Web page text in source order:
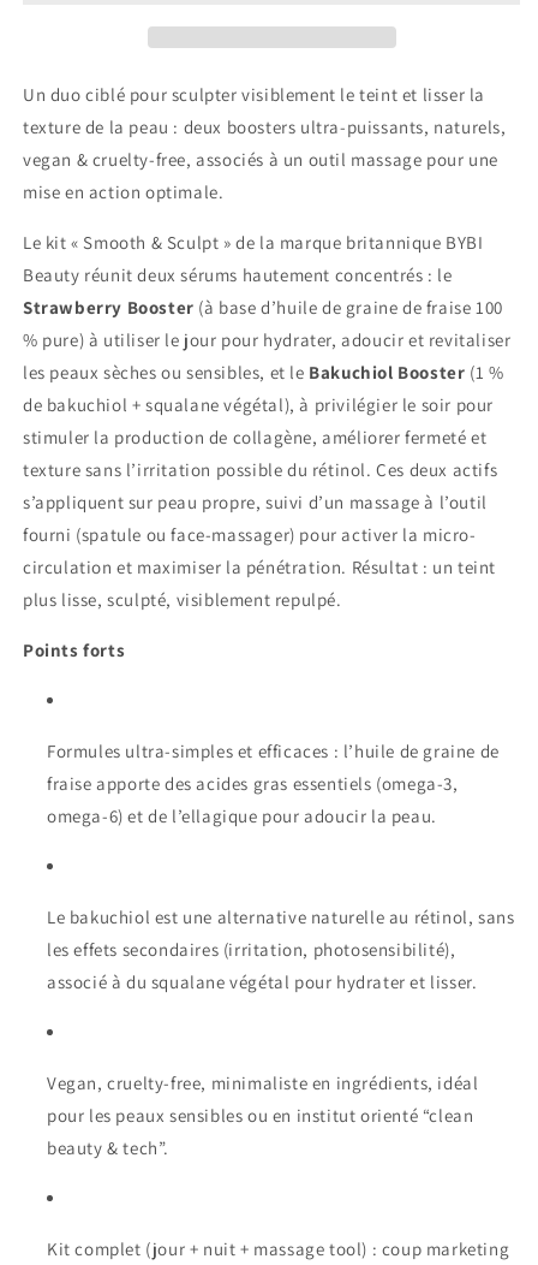
Un duo ciblé pour sculpter visiblement le teint et lisser la
texture de la peau : deux boosters ultra-puissants, naturels,
vegan & cruelty-free, associés à un outil massage pour une
mise en action optimale.
Le kit « Smooth & Sculpt » de la marque britannique BYBI
Beauty réunit deux sérums hautement concentrés : le
Strawberry Booster (à base d’huile de graine de fraise 100
% pure) à utiliser le jour pour hydrater, adoucir et revitaliser
les peaux sèches ou sensibles, et le Bakuchiol Booster (1 %
de bakuchiol + squalane végétal), à privilégier le soir pour
stimuler la production de collagène, améliorer fermeté et
texture sans l’irritation possible du rétinol. Ces deux actifs
s’appliquent sur peau propre, suivi d’un massage à l’outil
fourni (spatule ou face-massager) pour activer la micro-
circulation et maximiser la pénétration. Résultat : un teint
plus lisse, sculpté, visiblement repulpé.
Points forts
Formules ultra-simples et efficaces : l’huile de graine de
fraise apporte des acides gras essentiels (omega-3,
omega-6) et de l’ellagique pour adoucir la peau.
Le bakuchiol est une alternative naturelle au rétinol, sans
les effets secondaires (irritation, photosensibilité),
associé à du squalane végétal pour hydrater et lisser.
Vegan, cruelty-free, minimaliste en ingrédients, idéal
pour les peaux sensibles ou en institut orienté “clean
beauty & tech”.
Kit complet (jour + nuit + massage tool) : coup marketing